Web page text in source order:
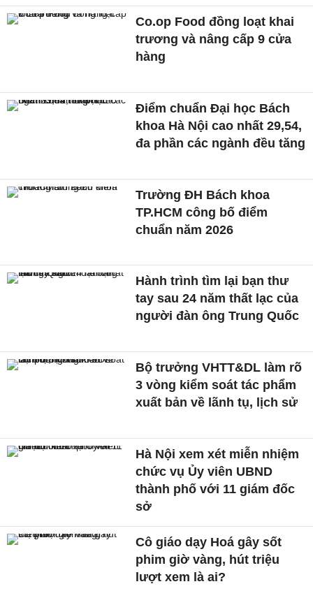
Co.op Food đồng loạt khai
trương và nâng cấp 9 cửa
hàng
Điểm chuẩn Đại học Bách
khoa Hà Nội cao nhất 29,54,
đa phần các ngành đều tăng
Trường ĐH Bách khoa
TP.HCM công bố điểm
chuẩn năm 2026
Hành trình tìm lại bạn thư
tay sau 24 năm thất lạc của
người đàn ông Trung Quốc
Bộ trưởng VHTT&DL làm rõ
3 vòng kiểm soát tác phẩm
xuất bản về lãnh tụ, lịch sử
Hà Nội xem xét miễn nhiệm
chức vụ Ủy viên UBND
thành phố với 11 giám đốc
sở
Cô giáo dạy Hoá gây sốt
phim giờ vàng, hút triệu
lượt xem là ai?